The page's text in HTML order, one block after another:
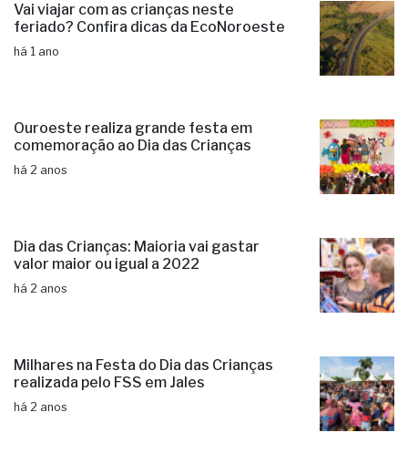
Vai viajar com as crianças neste
feriado? Confira dicas da EcoNoroeste
há 1 ano
Ouroeste realiza grande festa em
comemoração ao Dia das Crianças
há 2 anos
Dia das Crianças: Maioria vai gastar
valor maior ou igual a 2022
há 2 anos
Milhares na Festa do Dia das Crianças
realizada pelo FSS em Jales
há 2 anos